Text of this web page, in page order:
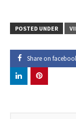
POSTED UNDER
Share on